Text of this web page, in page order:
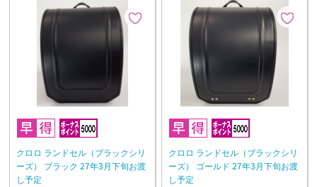
クロロ ランドセル（ブラックシリ
ーズ） ブラック 27年3月下旬お渡
し予定
クロロ ランドセル（ブラックシリ
ーズ） ゴールド 27年3月下旬お渡
し予定